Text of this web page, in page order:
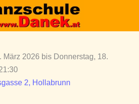
März 2026 bis Donnerstag, 18.
2, Hollabrunn